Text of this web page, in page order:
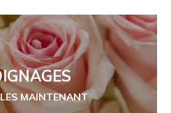
MAINTENANT